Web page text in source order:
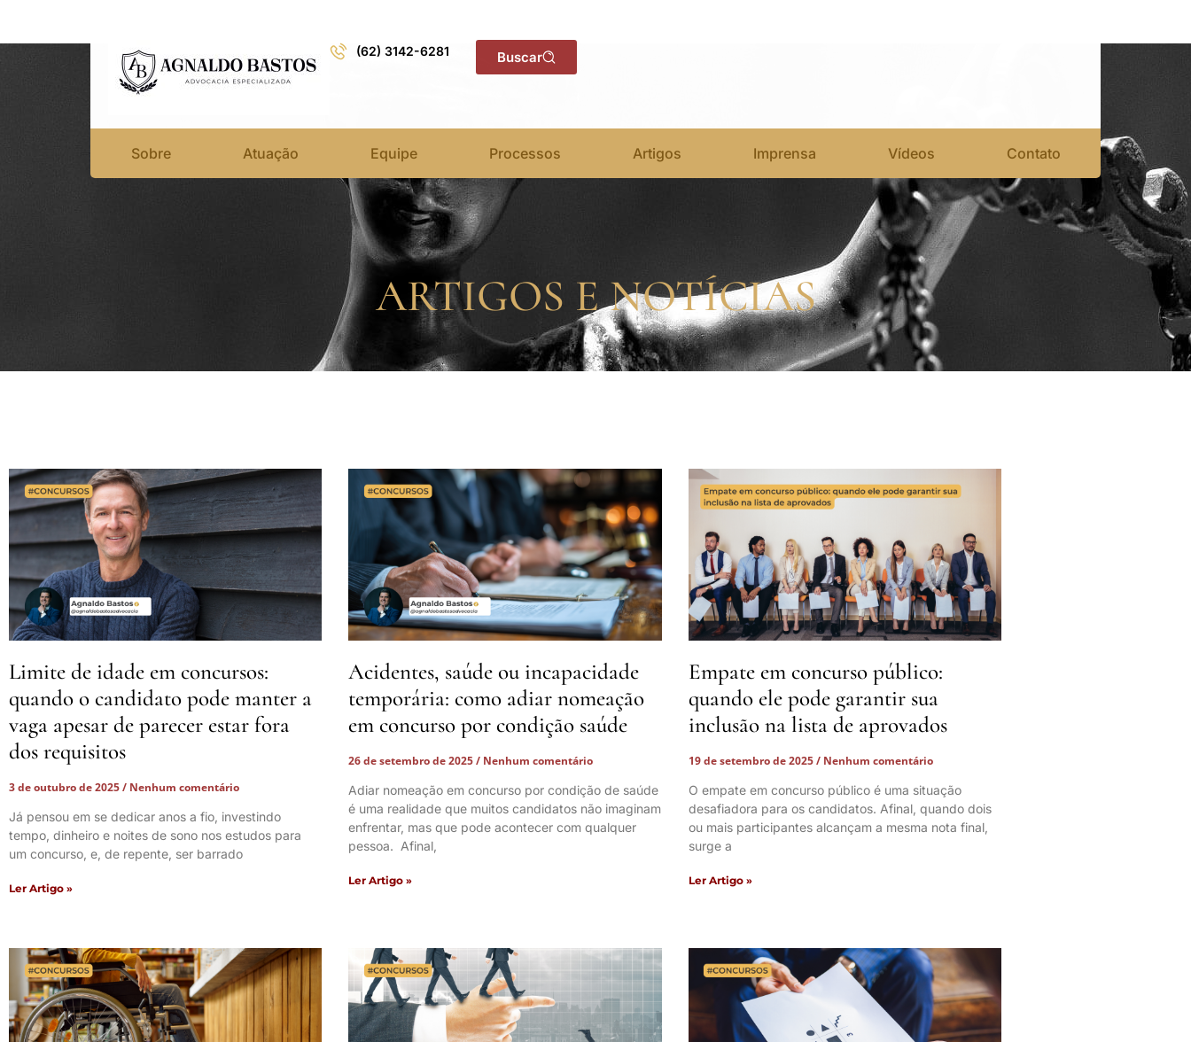
(62) 3142-6281 Buscar
Sobre Atuação Equipe Processos Artigos Imprensa Vídeos Contato
ARTIGOS E NOTÍCIAS
Limite de idade em concursos:
quando o candidato pode manter a
vaga apesar de parecer estar fora
dos requisitos
3 de outubro de 2025
Nenhum comentário
Já pensou em se dedicar anos a fio, investindo
tempo, dinheiro e noites de sono nos estudos para
um concurso, e, de repente, ser barrado
Ler Artigo »
Acidentes, saúde ou incapacidade
temporária: como adiar nomeação
em concurso por condição saúde
26 de setembro de 2025 Nenhum comentário
Adiar nomeação em concurso por condição de saúde
é uma realidade que muitos candidatos não imaginam
enfrentar, mas que pode acontecer com qualquer
pessoa. Afinal,
Ler Artigo »
Empate em concurso público:
quando ele pode garantir sua
inclusão na lista de aprovados
19 de setembro de 2025 Nenhum comentário
O empate em concurso público é uma situação
desafiadora para os candidatos. Afinal, quando dois
ou mais participantes alcançam a mesma nota final,
surge a
Ler Artigo »